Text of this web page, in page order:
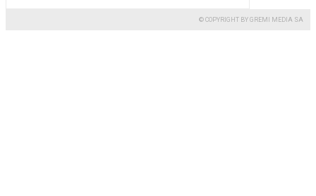
© COPYRIGHT BY GREMI MEDIA SA